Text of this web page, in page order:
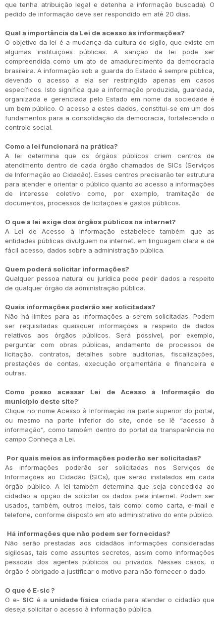
que tenha atribuição legal e detenha a informação buscada). O
pedido de informação deve ser respondido em até 20 dias.
Qual a importância da Lei de acesso às informações?
O objetivo da lei é a mudança da cultura do sigilo, que existe em
algumas instituições públicas. A sanção da lei pode ser
compreendida como um ato de amadurecimento da democracia
brasileira. A informação sob a guarda do Estado é sempre pública,
devendo o acesso a ela ser restringido apenas em casos
específicos. Isto significa que a informação produzida, guardada,
organizada e gerenciada pelo Estado em nome da sociedade é
um bem público. O acesso a estes dados, constitui-se em um dos
fundamentos para a consolidação da democracia, fortalecendo o
controle social.
Como a lei funcionará na prática?
A lei determina que os órgãos públicos criem centros de
atendimento dentro de cada órgão chamados de SICs (Serviços
de Informação ao Cidadão). Esses centros precisarão ter estrutura
para atender e orientar o público quanto ao acesso a informações
de interesse coletivo como, por exemplo, tramitação de
documentos, processos de licitações e gastos públicos.
O que a lei exige dos órgãos públicos na internet?
A Lei de Acesso à Informação estabelece também que as
entidades públicas divulguem na internet, em linguagem clara e de
fácil acesso, dados sobre a administração pública.
Quem poderá solicitar informações?
Qualquer pessoa natural ou jurídica pode pedir dados a respeito
de qualquer órgão da administração pública.
Quais informações poderão ser solicitadas?
Não há limites para as informações a serem solicitadas. Podem
ser requisitadas quaisquer informações a respeito de dados
relativos aos órgãos públicos. Será possível, por exemplo,
perguntar com obras públicas, andamento de processos de
licitação, contratos, detalhes sobre auditorias, fiscalizações,
prestações de contas, execução orçamentária e financeira e
outras.
Como posso acessar Lei de Acesso à Informação do
município deste site?
Clique no nome Acesso à Informação na parte superior do portal,
ou mesmo na parte inferior do site, onde se lê “acesso à
informação”, como também dentro do portal da transparência no
campo Conheça a Lei.
Por quais meios as informações poderão ser solicitadas?
As informações poderão ser solicitadas nos Serviços de
Informações ao Cidadão (SICs), que serão instalados em cada
órgão público. A lei também determina que seja concedida ao
cidadão a opção de solicitar os dados pela internet. Podem ser
usados, também, outros meios, tais como: como carta, e-mail e
telefone, conforme disposto em ato administrativo do ente público.
Há informações que não podem ser fornecidas?
Não serão prestadas aos cidadãos informações consideradas
sigilosas, tais como assuntos secretos, assim como informações
pessoais dos agentes públicos ou privados. Nesses casos, o
órgão é obrigado a justificar o motivo para não fornecer o dado.
O que é E-sic ?
O e- SIC é a unidade física criada para atender o cidadão que
deseja solicitar o acesso à informação pública.